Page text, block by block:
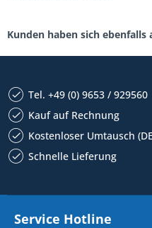
Kunden haben sich ebenfalls
Tel. +49 (0) 9653 / 929560
Kauf auf Rechnung
Kostenloser Umtausch
Schnelle Lieferung
Service Hotline